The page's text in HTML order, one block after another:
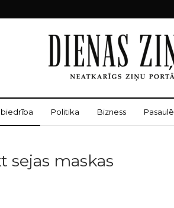
Politika Bizness Pasaulē
sejas maskas